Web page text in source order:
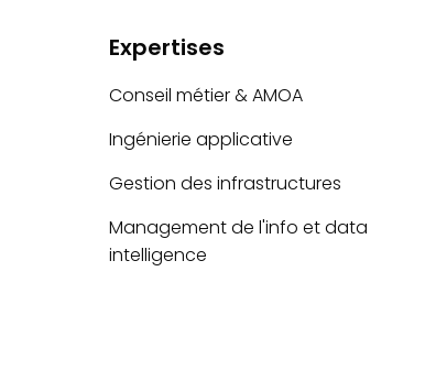
Expertises
Conseil métier & AMOA
Ingénierie applicative
Gestion des infrastructures
Management de l'info et data
intelligence